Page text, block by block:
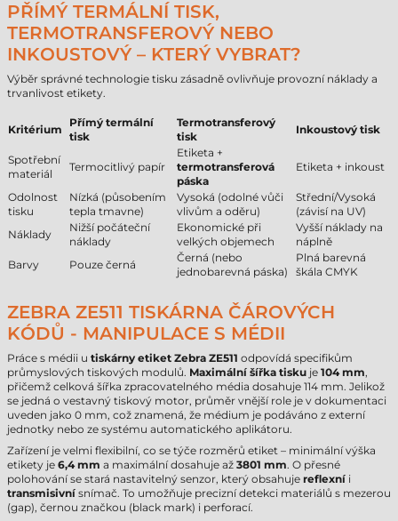
PŘÍMÝ TERMÁLNÍ TISK,
TERMOTRANSFEROVÝ NEBO
INKOUSTOVÝ – KTERÝ VYBRAT?
Výběr správné technologie tisku zásadně ovlivňuje provozní náklady a
trvanlivost etikety.
Kritérium
Přímý termální
tisk
Termotransferový
tisk
Inkoustový tisk
Spotřební
materiál
Termocitlivý papír
Etiketa +
termotransferová
páska
Etiketa + inkoust
Odolnost
tisku
Nízká (působením
tepla tmavne)
Vysoká (odolné vůči
vlivům a oděru)
Střední/Vysoká
(závisí na UV)
Náklady
Nižší počáteční
náklady
Ekonomické při
velkých objemech
Vyšší náklady na
náplně
Barvy
Pouze černá
Černá (nebo
jednobarevná páska)
Plná barevná
škála CMYK
ZEBRA ZE511 TISKÁRNA ČÁROVÝCH
KÓDŮ - MANIPULACE S MÉDII
Práce s médii u tiskárny etiket Zebra ZE511 odpovídá specifikům
průmyslových tiskových modulů. Maximální šířka tisku je 104 mm,
přičemž celková šířka zpracovatelného média dosahuje 114 mm. Jelikož
se jedná o vestavný tiskový motor, průměr vnější role je v dokumentaci
uveden jako 0 mm, což znamená, že médium je podáváno z externí
jednotky nebo ze systému automatického aplikátoru.
Zařízení je velmi flexibilní, co se týče rozměrů etiket – minimální výška
etikety je 6,4 mm a maximální dosahuje až 3801 mm. O přesné
polohování se stará nastavitelný senzor, který obsahuje reflexní i
transmisivní snímač. To umožňuje precizní detekci materiálů s mezerou
(gap), černou značkou (black mark) i perforací.